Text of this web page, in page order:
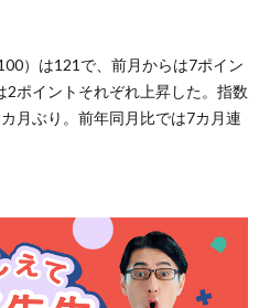
）は121で、前月からは7ポイン
2ポイントそれぞれ上昇した。指数
月ぶり。前年同月比では7カ月連